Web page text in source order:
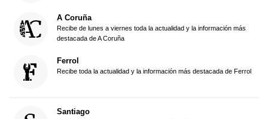
A Coruña
Recibe de lunes a viernes toda la actualidad y la información más
destacada de A Coruña
Ferrol
Recibe toda la actualidad y la información más destacada de Ferrol
Santiago